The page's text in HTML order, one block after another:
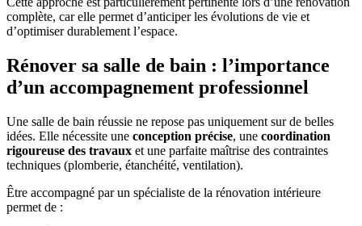
complète, car elle permet d’anticiper les évolutions de vie et
d’optimiser durablement l’espace.
Rénover sa salle de bain : l’importance
d’un accompagnement professionnel
Une salle de bain réussie ne repose pas uniquement sur de belles
idées. Elle nécessite une conception précise, une coordination
rigoureuse des travaux et une parfaite maîtrise des contraintes
techniques (plomberie, étanchéité, ventilation).
Être accompagné par un spécialiste de la rénovation intérieure
permet de :